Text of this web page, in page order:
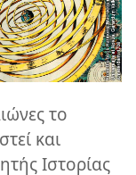
το
και
Ιστορίας